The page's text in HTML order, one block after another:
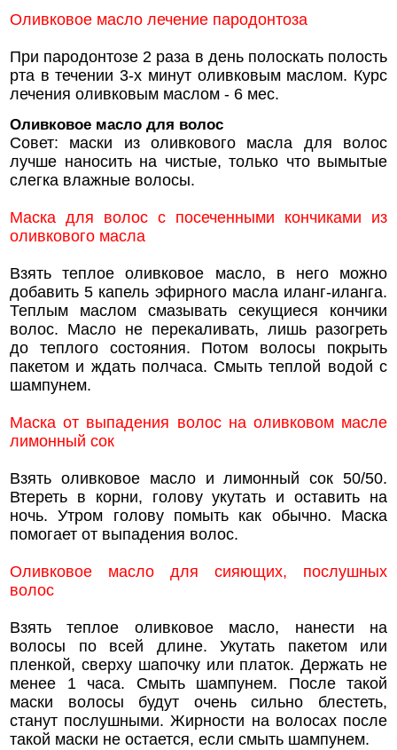
Оливковое масло лечение пародонтоза
При пародонтозе 2 раза в день полоскать полость
рта в течении 3-х минут оливковым маслом. Курс
лечения оливковым маслом - 6 мес.
Оливковое масло для волос
Совет: маски из оливкового масла для волос
лучше наносить на чистые, только что вымытые
слегка влажные волосы.
Маска для волос с посеченными кончиками из
оливкового масла
Взять теплое оливковое масло, в него можно
добавить 5 капель эфирного масла иланг-иланга.
Теплым маслом смазывать секущиеся кончики
волос. Масло не перекаливать, лишь разогреть
до теплого состояния. Потом волосы покрыть
пакетом и ждать полчаса. Смыть теплой водой с
шампунем.
Маска от выпадения волос на оливковом масле
лимонный сок
Взять оливковое масло и лимонный сок 50/50.
Втереть в корни, голову укутать и оставить на
ночь. Утром голову помыть как обычно. Маска
помогает от выпадения волос.
Оливковое масло для сияющих, послушных
волос
Взять теплое оливковое масло, нанести на
волосы по всей длине. Укутать пакетом или
пленкой, сверху шапочку или платок. Держать не
менее 1 часа. Смыть шампунем. После такой
маски волосы будут очень сильно блестеть,
станут послушными. Жирности на волосах после
такой маски не остается, если смыть шампунем.